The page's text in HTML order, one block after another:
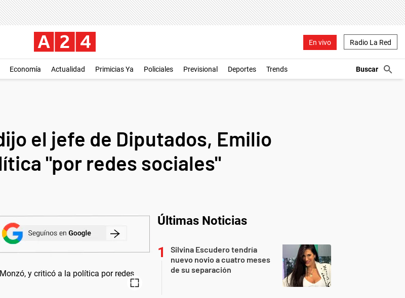
En vivo Radio La Red
Economía Actualidad Primicias Ya Policiales Previsional Deportes Trends
el jefe de Diputados, Emilio
"por redes sociales"
Últimas Noticias
Silvina Escudero tendría
nuevo novio a cuatro meses
de su separación